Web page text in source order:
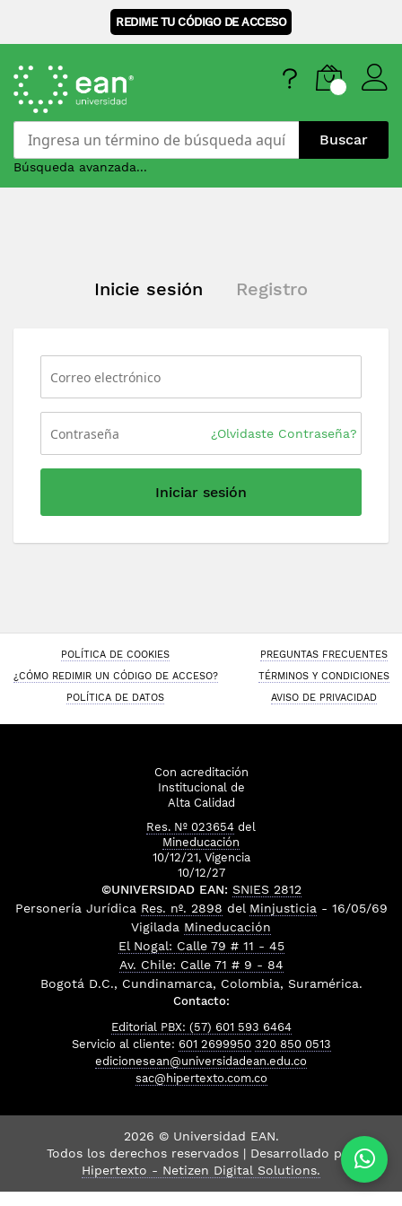
REDIME TU CÓDIGO DE ACCESO
Buscar
Búsqueda avanzada...
Inicie sesión Registro
¿Olvidaste Contraseña?
Iniciar sesión
POLÍTICA DE COOKIES
PREGUNTAS FRECUENTES
¿CÓMO REDIMIR UN CÓDIGO DE ACCESO?
TÉRMINOS Y CONDICIONES
POLÍTICA DE DATOS
AVISO DE PRIVACIDAD
Con acreditación
Institucional de
Alta Calidad
Res. Nº 023654 del
Mineducación
10/12/21, Vigencia
10/12/27
©UNIVERSIDAD EAN: SNIES 2812
Personería Jurídica Res. nº. 2898 del Minjusticia - 16/05/69
Vigilada Mineducación
El Nogal: Calle 79 # 11 - 45
Av. Chile: Calle 71 # 9 - 84
Bogotá D.C., Cundinamarca, Colombia, Suramérica.
Contacto:
Editorial PBX: (57) 601 593 6464
Servicio al cliente: 601 2699950 320 850 0513
edicionesean@universidadean.edu.co
sac@hipertexto.com.co
2026 © Universidad EAN.
Todos los derechos reservados | Desarrollado por
Hipertexto - Netizen Digital Solutions.